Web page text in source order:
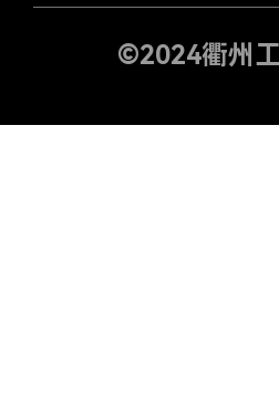
©2024衢州